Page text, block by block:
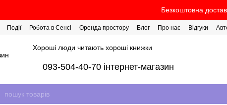
Безкоштовна
Події Робота в Сенсі Оренда простору Блог Про нас Відгуки
Хороші люди читають хороші книжки
093-504-40-70 інтернет-магазин